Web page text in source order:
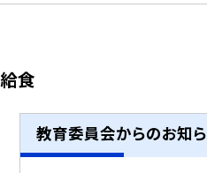
給食
教育委員会からのお知